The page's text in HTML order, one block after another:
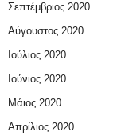
Σεπτέμβριος 2020
Αύγουστος 2020
Ιούλιος 2020
Ιούνιος 2020
Μάιος 2020
Απρίλιος 2020